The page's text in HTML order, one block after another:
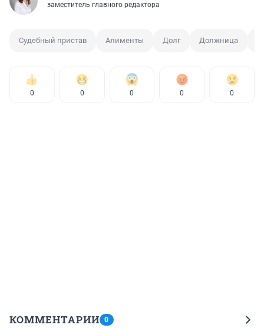
заместитель главного редактора
Судебный пристав Алименты Долг Должница
0 0 0 0 0
КОММЕНТАРИИ 0